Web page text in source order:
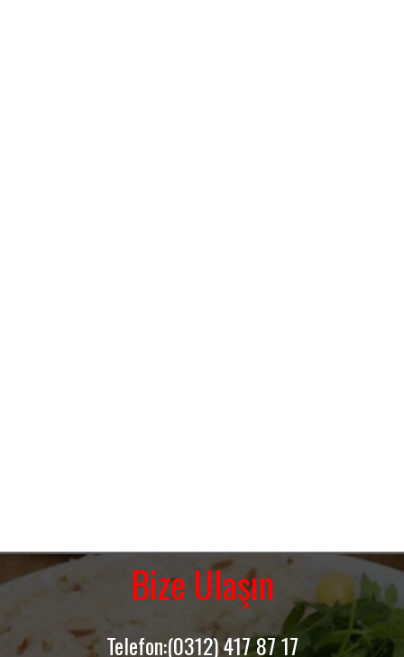
Bize Ulaşın
Telefon:(0312) 417 87 17